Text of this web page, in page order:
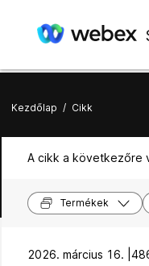
Kezdőlap / Cikk
A cikk a következőre
Termékek
2026. március 16. |